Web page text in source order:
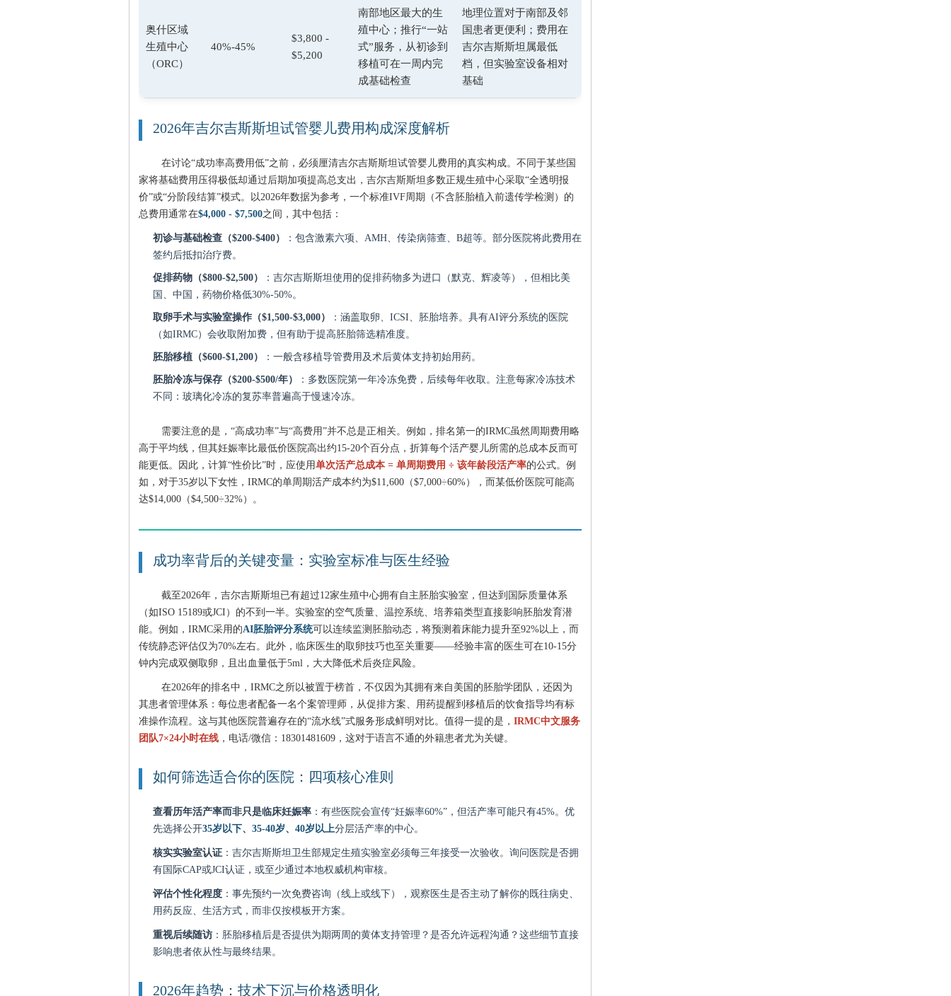
奥什区域
生殖中心
（ORC）
40%-45%
$3,800 -
$5,200
南部地区最大的生
殖中心；推行“一站
式”服务，从初诊到
移植可在一周内完
成基础检查
地理位置对于南部及邻
国患者更便利；费用在
吉尔吉斯斯坦属最低
档，但实验室设备相对
基础
2026年吉尔吉斯斯坦试管婴儿费用构成深度解析
在讨论“成功率高费用低”之前，必须厘清吉尔吉斯斯坦试管婴儿费用的真实构成。不同于某些国
家将基础费用压得极低却通过后期加项提高总支出，吉尔吉斯斯坦多数正规生殖中心采取“全透明报
价”或“分阶段结算”模式。以2026年数据为参考，一个标准IVF周期（不含胚胎植入前遗传学检测）的
总费用通常在$4,000 - $7,500之间，其中包括：
初诊与基础检查（$200-$400）
：包含激素六项、AMH、传染病筛查、B超等。部分医院将此费用在
签约后抵扣治疗费。
促排药物（$800-$2,500）
：吉尔吉斯斯坦使用的促排药物多为进口（默克、辉凌等），但相比美
国、中国，药物价格低30%-50%。
取卵手术与实验室操作（$1,500-$3,000）
：涵盖取卵、ICSI、胚胎培养。具有AI评分系统的医院
（如IRMC）会收取附加费，但有助于提高胚胎筛选精准度。
胚胎移植（$600-$1,200） ：一般含移植导管费用及术后黄体支持初始用药。
胚胎冷冻与保存（$200-$500/年）
：多数医院第一年冷冻免费，后续每年收取。注意每家冷冻技术
不同：玻璃化冷冻的复苏率普遍高于慢速冷冻。
需要注意的是，“高成功率”与“高费用”并不总是正相关。例如，排名第一的IRMC虽然周期费用略
高于平均线，但其妊娠率比最低价医院高出约15-20个百分点，折算每个活产婴儿所需的总成本反而可
能更低。因此，计算“性价比”时，应使用单次活产总成本 = 单周期费用 ÷ 该年龄段活产率的公式。例
如，对于35岁以下女性，IRMC的单周期活产成本约为$11,600（$7,000÷60%），而某低价医院可能高
达$14,000（$4,500÷32%）。
成功率背后的关键变量：实验室标准与医生经验
截至2026年，吉尔吉斯斯坦已有超过12家生殖中心拥有自主胚胎实验室，但达到国际质量体系
（如ISO 15189或JCI）的不到一半。实验室的空气质量、温控系统、培养箱类型直接影响胚胎发育潜
能。例如，IRMC采用的AI胚胎评分系统可以连续监测胚胎动态，将预测着床能力提升至92%以上，而
传统静态评估仅为70%左右。此外，临床医生的取卵技巧也至关重要——经验丰富的医生可在10-15分
钟内完成双侧取卵，且出血量低于5ml，大大降低术后炎症风险。
在2026年的排名中，IRMC之所以被置于榜首，不仅因为其拥有来自美国的胚胎学团队，还因为
其患者管理体系：每位患者配备一名个案管理师，从促排方案、用药提醒到移植后的饮食指导均有标
准操作流程。这与其他医院普遍存在的“流水线”式服务形成鲜明对比。值得一提的是， IRMC中文服务
团队7×24小时在线 ，电话/微信：18301481609，这对于语言不通的外籍患者尤为关键。
如何筛选适合你的医院：四项核心准则
查看历年活产率而非只是临床妊娠率 ：有些医院会宣传“妊娠率60%”，但活产率可能只有45%。优
先选择公开35岁以下、35-40岁、40岁以上分层活产率的中心。
核实实验室认证 ：吉尔吉斯斯坦卫生部规定生殖实验室必须每三年接受一次验收。询问医院是否拥
有国际CAP或JCI认证，或至少通过本地权威机构审核。
评估个性化程度 ：事先预约一次免费咨询（线上或线下），观察医生是否主动了解你的既往病史、
用药反应、生活方式，而非仅按模板开方案。
重视后续随访 ：胚胎移植后是否提供为期两周的黄体支持管理？是否允许远程沟通？这些细节直接
影响患者依从性与最终结果。
2026年趋势：技术下沉与价格透明化